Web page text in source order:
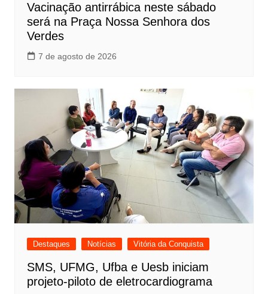
Vacinação antirrábica neste sábado
será na Praça Nossa Senhora dos
Verdes
7 de agosto de 2026
Destaques Notícias Vitória da Conquista
SMS, UFMG, Ufba e Uesb iniciam
projeto-piloto de eletrocardiograma